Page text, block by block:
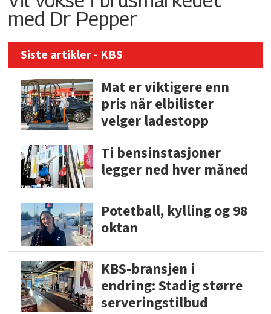
med Dr Pepper
Siste artikler - KBS
Mat er viktigere enn
pris når elbilister
velger ladestopp
Ti bensinstasjoner
legger ned hver måned
Potetball, kylling og 98
oktan
KBS-bransjen i
endring: Stadig større
serveringstilbud